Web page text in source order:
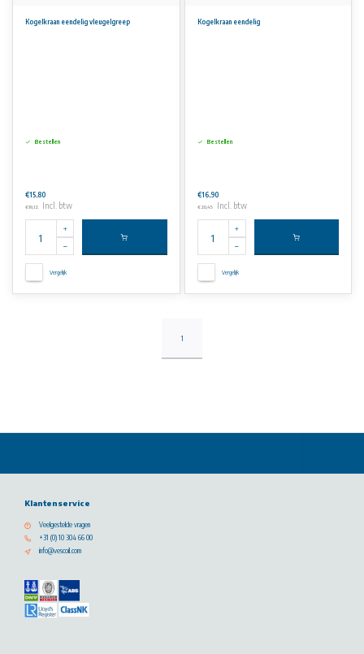
Kogelkraan eendelig vleugelgreep
Bestellen
€15,80
€19,12 Incl. btw
Vergelijk
Kogelkraan eendelig
Bestellen
€16,90
€20,45 Incl. btw
Vergelijk
1
Klantenservice
Veelgestelde vragen
+31 (0) 10 304 66 00
info@vescoil.com